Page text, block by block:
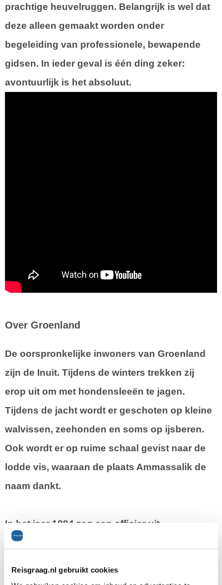
Reisgraag.nl gebruikt cookies
prachtige heuvelruggen. Belangrijk is wel dat
deze alleen gemaakt worden onder
begeleiding van professionele, bewapende
gidsen. In ieder geval is één ding zeker:
avontuurlijk is het absoluut.
Over Groenland
De oorspronkelijke inwoners van Groenland
zijn de Inuit. Tijdens de winters trekken zij
erop uit om met hondensleeën te jagen.
Tijdens de jacht wordt er geschoten op kleine
walvissen, zeehonden en soms op ijsberen.
Ook wordt er op ruime schaal gevist naar de
lodde vis, waaraan de plaats Ammassalik de
naam dankt.
In het jaar 1884 zag een officier uit
Denemarken een Inuit nederzetting bij